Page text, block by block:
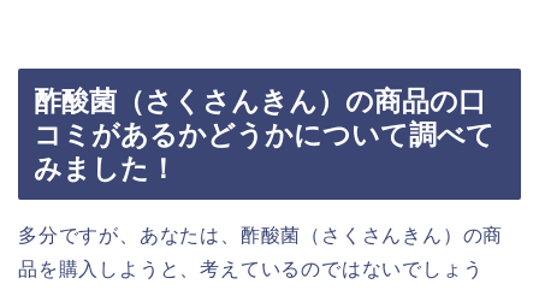
酢酸菌（さくさんきん）の商品の口
コミがあるかどうかについて調べて
みました！
多分ですが、あなたは、酢酸菌（さくさんきん）の商
品を購入しようと、考えているのではないでしょう